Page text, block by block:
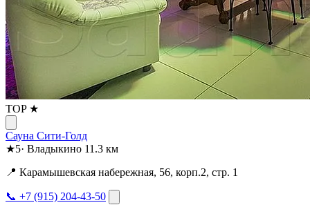
TOP ★
Сауна Сити-Голд
★5· Владыкино 11.3 км
📍 Карамышевская набережная, 56, корп.2, стр. 1
📞 +7 (915) 204-43-50